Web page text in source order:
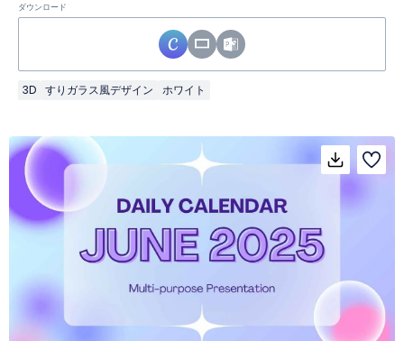
ダウンロード
3D すりガラス風デザイン ホワイト